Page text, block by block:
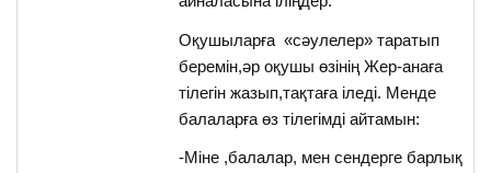
Оқушыларға «сәулелер» таратып
беремін,әр оқушы өзінің Жер-анаға
тілегін жазып,тақтаға іледі. Менде
балаларға өз тілегімді айтамын:
-Міне ,балалар, мен сендерге барлық